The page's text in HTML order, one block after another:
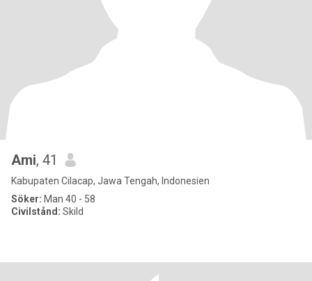
Ami, 41
Kabupaten Cilacap, Jawa Tengah, Indonesien
Söker: Man 40 - 58
Civilstånd: Skild